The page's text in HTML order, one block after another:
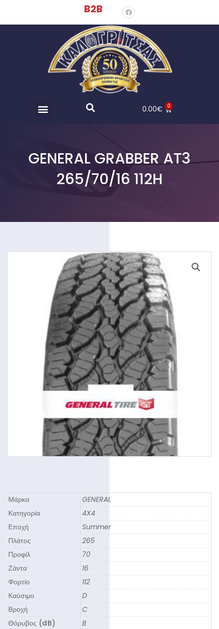
B2B
0.00€ 0
GENERAL GRABBER AT3
265/70/16 112H
Μάρκα
GENERAL
Κατηγορία
4X4
Εποχή
Summer
Πλάτος
265
Προφίλ
70
Ζάντα
16
Φορτίο
112
Καύσιμο
D
Βροχή
C
Θόρυβος (dB)
B